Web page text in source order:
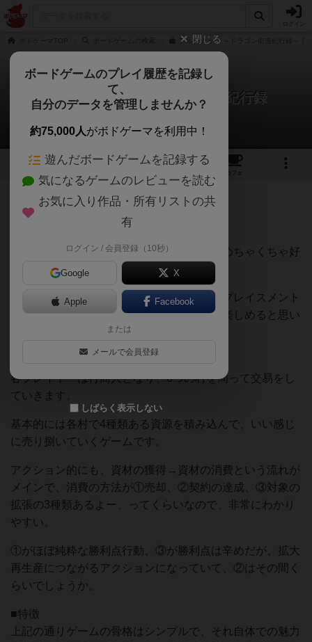
アルマナック ～ドラゴン街道紀行録～ 日
アルマナック：ドラゴン街道紀行録
山の川さんのレビュー
6 5
カフェ
329名 6名 0 10ヶ月前
初めてプレイした時のワクワクがすごい。めちゃくちゃ好
きなゲームです。
やってることは非常にシンプルなワーカープレイスメント
なので、ボードゲームを始めてやる人でも楽しめると思い
各プレイヤーは行商人となり、6つの村を周って交易をし
ていきます。
基本的には各村で4種類ある資源を積み込んで、いい感じ
に売り捌いていくゲームです。
アクション的にも、資材の獲得→資材の消費という流れが
メインで、消費の方法が①売却、②契約の達成、③対象の
拡張の3種類あるよー、ってくらいなので、非常にわかり
やすい。
①がほぼ純粋な勝利点行動、③が勝利点は辛めだが、拡大
再生産につながるアクションになっていて、②はその間く
らいでしょうか。
■特徴
上記の通りゲームの骨格はシンプルで、それ自体での魅力
閉じる
ボードゲームのプレイ履歴を記録し
て、
自分のデータを管理しませんか？
約75,000人がボドゲーマを利用中！
遊んだボードゲームを記録する
気になるゲームのレビューを読む
お気に入り作品・所有リストの共
有
ログイン / 会員登録（10秒）
Google X
Apple Facebook
または
メールで会員登録
しばらく表示しない